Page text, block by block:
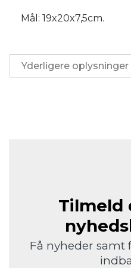
Mål: 19x20x7,5cm.
Yderligere oplysninger
Tilmeld
Få nyheder samt